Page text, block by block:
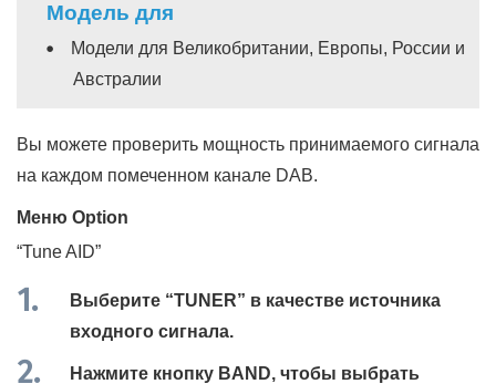
Модель для
Модели для Великобритании, Европы, России и
Австралии
Вы можете проверить мощность принимаемого сигнала
на каждом помеченном канале DAB.
Меню Option
“Tune AID”
Выберите “TUNER” в качестве источника
входного сигнала.
Нажмите кнопку BAND, чтобы выбрать